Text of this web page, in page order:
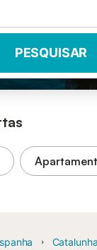
PESQUISAR
Catalunha